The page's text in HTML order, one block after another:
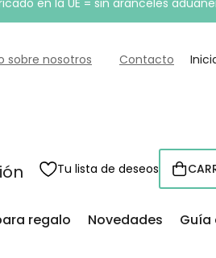
en la UE = sin aranceles
sobre nosotros Contacto
Tu lista de deseos
regalo Novedades Guía